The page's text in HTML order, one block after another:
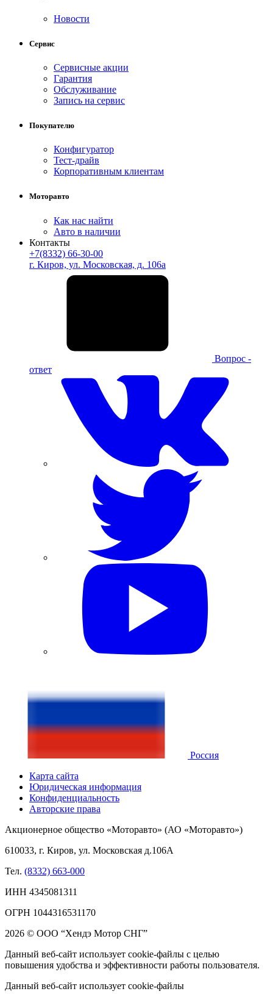
Новости
Сервис
Сервисные акции
Гарантия
Обслуживание
Запись на сервис
Покупателю
Конфигуратор
Тест-драйв
Корпоративным клиентам
Моторавто
Как нас найти
Авто в наличии
Контакты
+7(8332) 66-30-00
г. Киров, ул. Московская, д. 106а
Вопрос -
ответ
Россия
Карта сайта
Юридическая информация
Конфиденциальность
Авторские права
Акционерное общество «Моторавто» (АО «Моторавто»)
610033, г. Киров, ул. Московская д.106А
Тел. (8332) 663-000
ИНН 4345081311
ОГРН 1044316531170
2026 © ООО “Хендэ Мотор СНГ”
Данный веб-сайт использует cookie-файлы с целью
повышения удобства и эффективности работы пользователя.
Данный веб-сайт использует cookie-файлы